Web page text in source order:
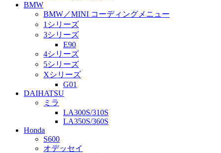
BMW
BMW／MINI コーディングメニュー
1シリーズ
3シリーズ
E90
4シリーズ
5シリーズ
Xシリーズ
G01
DAIHATSU
ミラ
LA300S/310S
LA350S/360S
Honda
S600
オデッセイ